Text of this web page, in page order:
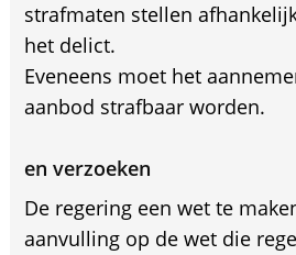
strafmaten stellen
het delict.
Eveneens moet het
aanbod strafbaar worden.
en verzoeken
De regering een wet te
aanvulling op de wet die